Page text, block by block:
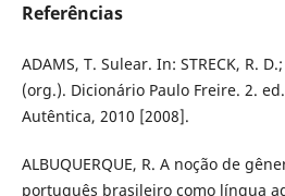
Referências
ADAMS, T. Sulear. In: STRECK, R.
(org.). Dicionário Paulo Freire. 2.
Autêntica, 2010 [2008].
ALBUQUERQUE, R. A noção de
português brasileiro como língua